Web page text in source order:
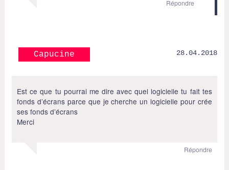
Répondre
Capucine 28.04.2018
Est ce que tu pourrai me dire avec quel logicielle tu fait tes
fonds d’écrans parce que je cherche un logicielle pour crée
ses fonds d’écrans
Merci
Répondre